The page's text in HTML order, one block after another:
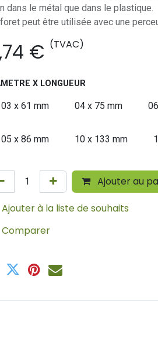
dans le métal que dans le plastique.
peut être utilisée avec une
€ (TVAC)
X LONGUEUR
03 x 61 mm 04 x 75 mm
05 x 86 mm 10 x 133 mm
Ajouter au
Ajouter à la liste de souhaits
Comparer